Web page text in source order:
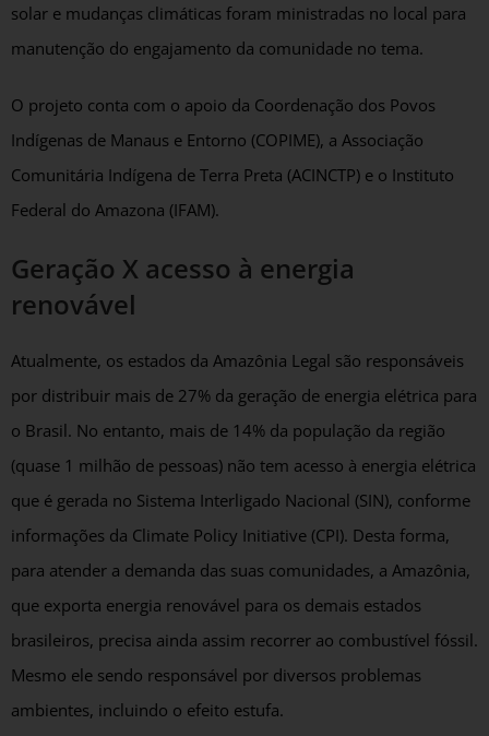
solar e mudanças climáticas foram ministradas no local para
manutenção do engajamento da comunidade no tema.
O projeto conta com o apoio da Coordenação dos Povos
Indígenas de Manaus e Entorno (COPIME), a Associação
Comunitária Indígena de Terra Preta (ACINCTP) e o Instituto
Federal do Amazona (IFAM).
Geração X acesso à energia
renovável
Atualmente, os estados da Amazônia Legal são responsáveis
por distribuir mais de 27% da geração de energia elétrica para
o Brasil. No entanto, mais de 14% da população da região
(quase 1 milhão de pessoas) não tem acesso à energia elétrica
que é gerada no Sistema Interligado Nacional (SIN), conforme
informações da Climate Policy Initiative (CPI). Desta forma,
para atender a demanda das suas comunidades, a Amazônia,
que exporta energia renovável para os demais estados
brasileiros, precisa ainda assim recorrer ao combustível fóssil.
Mesmo ele sendo responsável por diversos problemas
ambientes, incluindo o efeito estufa.